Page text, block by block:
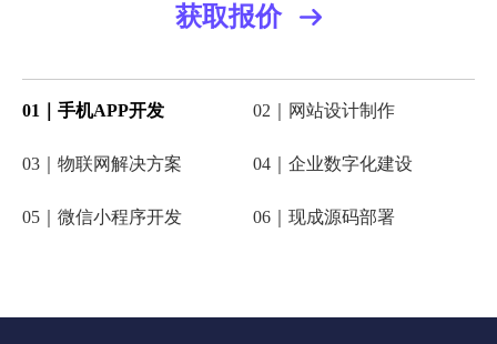
获取报价
01｜手机APP开发 02｜网站设计制作
03｜物联网解决方案 04｜企业数字化建设
05｜微信小程序开发 06｜现成源码部署